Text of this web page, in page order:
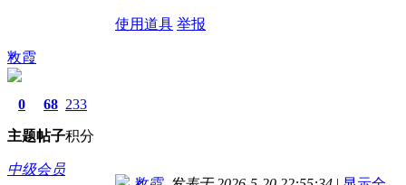
使用道具 举报
敉霞
0
主题
68
帖子
233
积分
中级会员